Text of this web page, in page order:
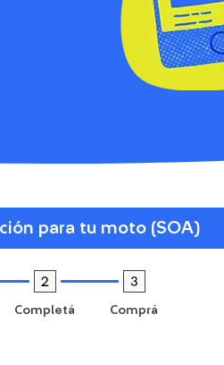
para tu moto (SOA)
Completá Comprá